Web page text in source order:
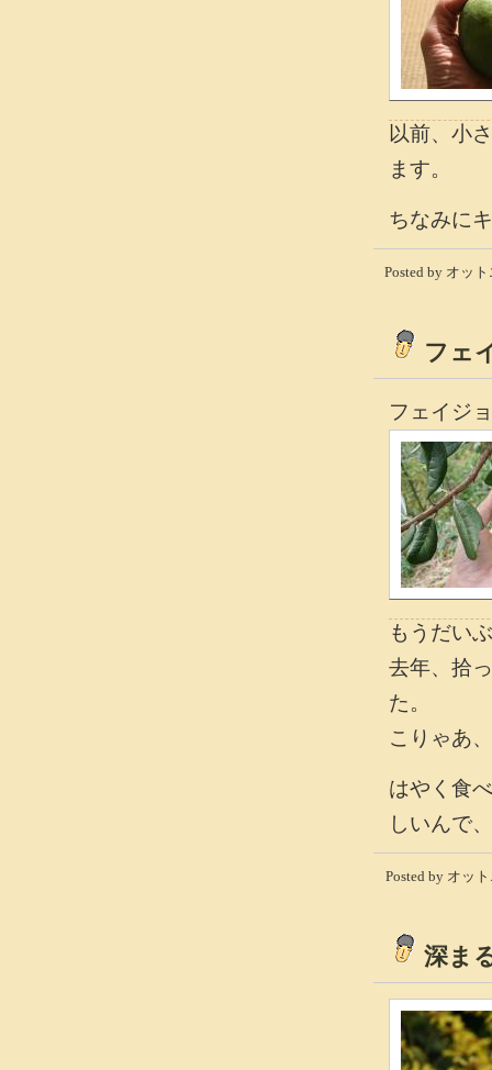
以前、小
ます。
ちなみに
Posted by オッ
フェ
フェイジ
もうだい
去年、拾
た。
こりゃあ
はやく食
しいんで
Posted by オッ
深ま